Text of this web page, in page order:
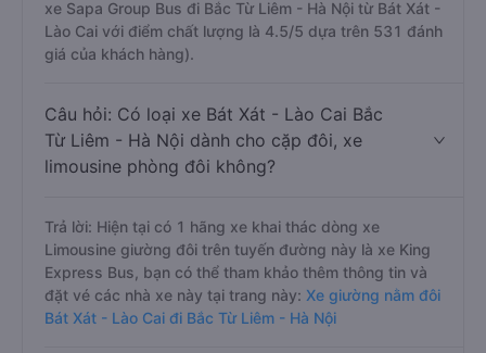
xe Sapa Group Bus đi Bắc Từ Liêm - Hà Nội từ Bát Xát -
Lào Cai với điểm chất lượng là 4.5/5 dựa trên 531 đánh
giá của khách hàng).
Câu hỏi: Có loại xe Bát Xát - Lào Cai Bắc
Từ Liêm - Hà Nội dành cho cặp đôi, xe
limousine phòng đôi không?
Trả lời: Hiện tại có 1 hãng xe khai thác dòng xe
Limousine giường đôi trên tuyến đường này là xe King
Express Bus, bạn có thể tham khảo thêm thông tin và
đặt vé các nhà xe này tại trang này: Xe giường nằm đôi
Bát Xát - Lào Cai đi Bắc Từ Liêm - Hà Nội